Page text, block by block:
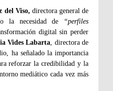
del Viso, directora general de
la necesidad de
“perfiles
digital sin perder
Vides Labarta, directora de
ha señalado la importancia
reforzar la credibilidad y la
mediático cada vez más